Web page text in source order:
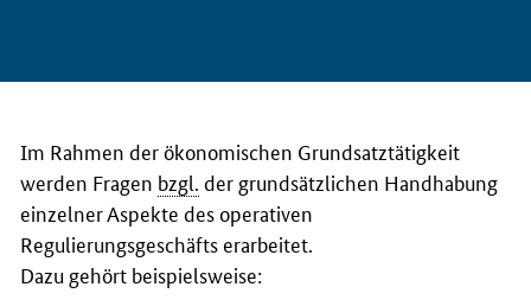
Im Rahmen der ökonomischen Grundsatztätigkeit
werden Fragen bzgl. der grundsätzlichen Handhabung
einzelner Aspekte des operativen
Regulierungsgeschäfts erarbeitet.
Dazu gehört beispielsweise: